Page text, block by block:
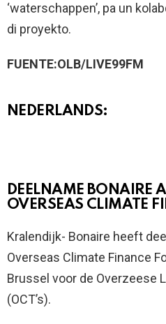
‘waterschappen’, pa un
di proyekto.
FUENTE:OLB/LIVE99FM
NEDERLANDS:
DEELNAME BONAIRE
OVERSEAS CLIMATE
Kralendijk- Bonaire heeft
Overseas Climate Finance
Brussel voor de Overzeese
(OCT’s).